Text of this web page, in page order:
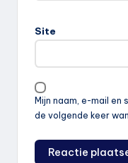
Site
Mijn naam, e-mail en
de volgende keer